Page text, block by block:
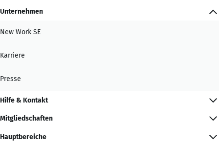
Unternehmen
New Work SE
Karriere
Presse
Hilfe & Kontakt
Mitgliedschaften
Hauptbereiche